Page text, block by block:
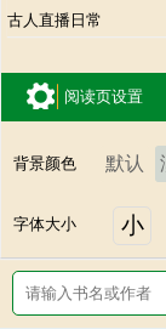
古人直播日常
阅读页设置
背景颜色 默认
字体大小 小